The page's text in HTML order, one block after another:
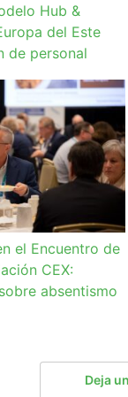
Hub &
del Este
de personal
el Encuentro de
CEX:
absentismo
Deja